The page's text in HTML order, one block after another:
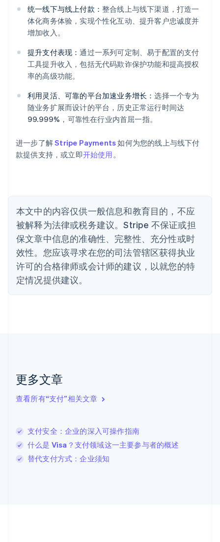
统一线下与线上付款： 整合线上与线下渠道，打造一
体化商务体验，实现个性化互动、提升客户忠诚度并
增加收入。
提升支付表现：通过一系列可定制、易于配置的支付
工具提升收入，包括无代码欺诈保护功能和提高授权
率的高级功能。
利用灵活、可靠的平台加速业务增长：选择一个专为
随业务扩展而设计的平台，历史正常运行时间达
99.999%，可靠性在行业内首屈一指。
进一步了解Stripe Payments如何为您的线上与线下付
款提供支持，或立即开始使用 。
本文中的内容仅供一般信息和教育目的，不应
被解释为法律或税务建议。Stripe 不保证或担
保文章中信息的准确性、完整性、充分性或时
效性。您应该寻求在您的司法管辖区获得执业
许可的合格律师或会计师的建议，以就您的特
定情况提供建议。
更多文章
查看所有“支付”相关文章
支付安全：企业的深入可操作指南
什么是 Visa？支付领域这一主要参与者的概述
替代支付方式：企业须知
阿联酋
爱尔兰
English
爱沙尼亚
English
奥地利
DeutschEnglish
澳大利亚
English
PortuguêsEnglish
保加利亚
English
丹麦
德国
DeutschEnglish
法国
FrançaisEnglish
芬兰
EnglishSvenska
English
English
卢森堡
罗马尼亚
English